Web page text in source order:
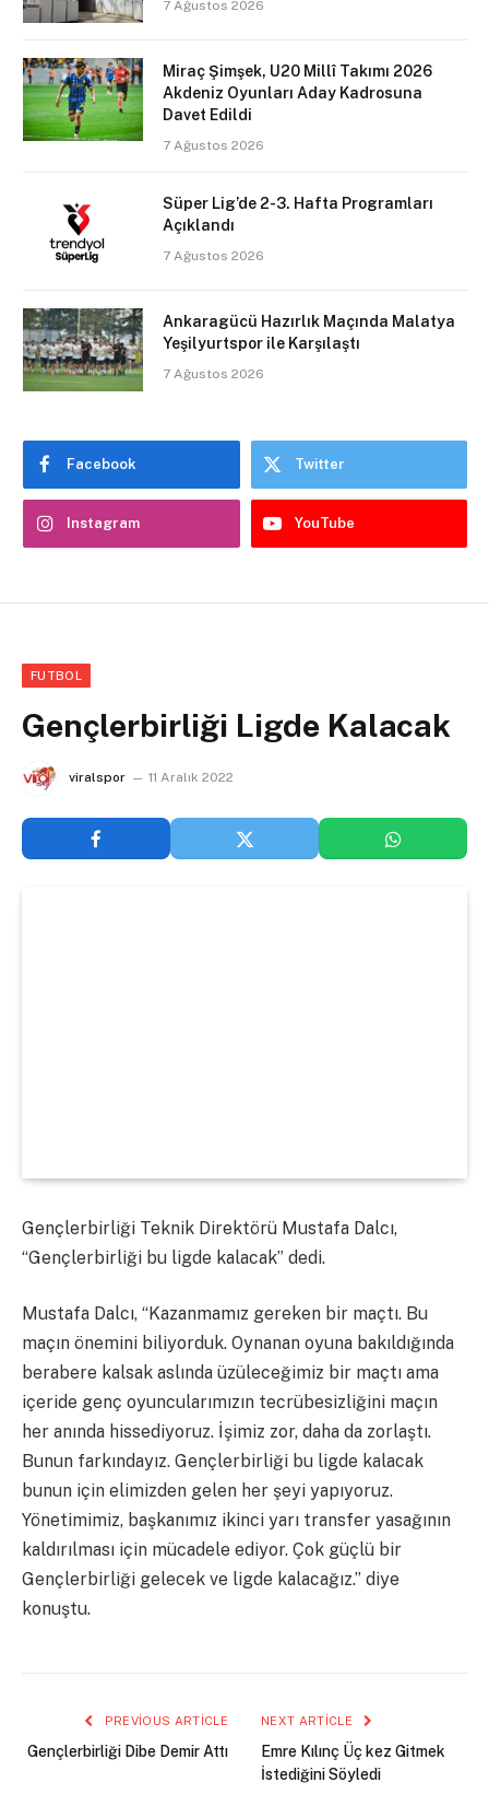
7 Ağustos 2026
Miraç Şimşek, U20 Millî Takımı 2026
Akdeniz Oyunları Aday Kadrosuna
Davet Edildi
7 Ağustos 2026
Süper Lig’de 2-3. Hafta Programları
Açıklandı
7 Ağustos 2026
Ankaragücü Hazırlık Maçında Malatya
Yeşilyurtspor ile Karşılaştı
7 Ağustos 2026
Facebook Twitter
Instagram YouTube
FUTBOL
Gençlerbirliği Ligde Kalacak
viralspor 11 Aralık 2022
Gençlerbirliği Teknik Direktörü Mustafa Dalcı,
“Gençlerbirliği bu ligde kalacak” dedi.
Mustafa Dalcı, “Kazanmamız gereken bir maçtı. Bu
maçın önemini biliyorduk. Oynanan oyuna bakıldığında
berabere kalsak aslında üzüleceğimiz bir maçtı ama
içeride genç oyuncularımızın tecrübesizliğini maçın
her anında hissediyoruz. İşimiz zor, daha da zorlaştı.
Bunun farkındayız. Gençlerbirliği bu ligde kalacak
bunun için elimizden gelen her şeyi yapıyoruz.
Yönetimimiz, başkanımız ikinci yarı transfer yasağının
kaldırılması için mücadele ediyor. Çok güçlü bir
Gençlerbirliği gelecek ve ligde kalacağız.” diye
konuştu.
PREVIOUS ARTICLE
Gençlerbirliği Dibe Demir Attı
NEXT ARTICLE
Emre Kılınç Üç kez Gitmek
İstediğini Söyledi